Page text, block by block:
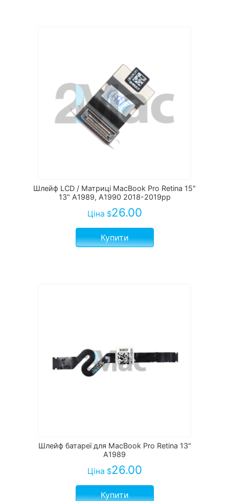
Шлейф LCD / Матриці MacBook Pro Retina 15"
13" A1989, A1990 2018-2019рр
Ціна $26.00
Купити
Шлейф батареї для MacBook Pro Retina 13"
A1989
Ціна $26.00
Купити